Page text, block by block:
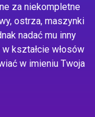
za niekompletne
ostrza, maszynki
nadać mu inny
kształcie włosów
w imieniu Twoja